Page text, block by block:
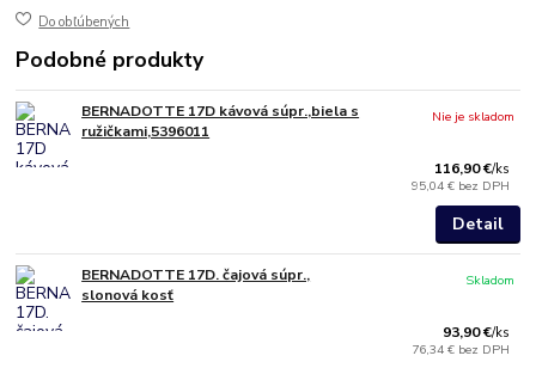
Do obľúbených
Podobné produkty
BERNADOTTE 17D kávová súpr.,biela s
ružičkami,5396011
116,90 €/ks
95,04 € bez DPH
Nie je skladom
Detail
BERNADOTTE 17D. čajová súpr.,
slonová kosť
93,90 €/ks
76,34 € bez DPH
Skladom